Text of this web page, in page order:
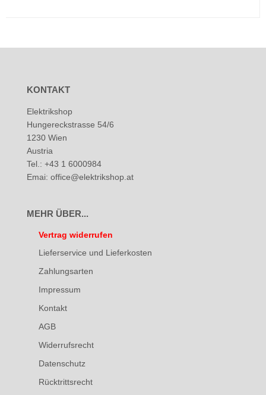
KONTAKT
Elektrikshop
Hungereckstrasse 54/6
1230 Wien
Austria
Tel.: +43 1 6000984
Emai: office@elektrikshop.at
MEHR ÜBER...
Vertrag widerrufen
Lieferservice und Lieferkosten
Zahlungsarten
Impressum
Kontakt
AGB
Widerrufsrecht
Datenschutz
Rücktrittsrecht